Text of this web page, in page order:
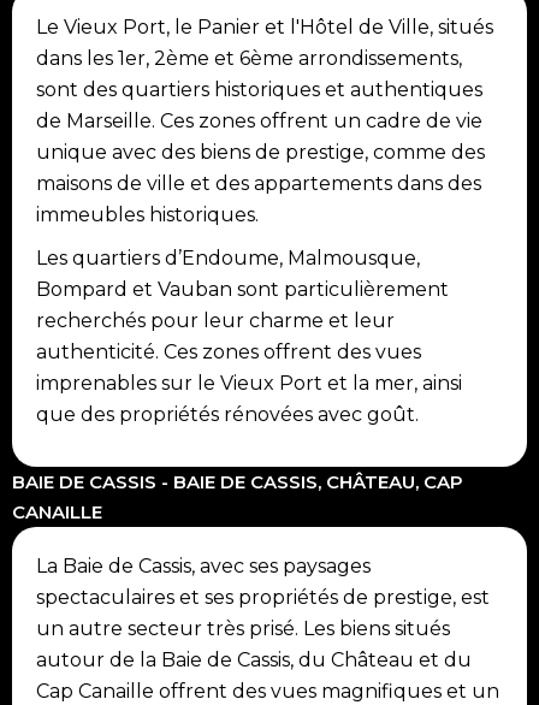
Le Vieux Port, le Panier et l'Hôtel de Ville, situés
dans les 1er, 2ème et 6ème arrondissements,
sont des quartiers historiques et authentiques
de Marseille. Ces zones offrent un cadre de vie
unique avec des biens de prestige, comme des
maisons de ville et des appartements dans des
immeubles historiques.
Les quartiers d’Endoume, Malmousque,
Bompard et Vauban sont particulièrement
recherchés pour leur charme et leur
authenticité. Ces zones offrent des vues
imprenables sur le Vieux Port et la mer, ainsi
que des propriétés rénovées avec goût.
BAIE DE CASSIS - BAIE DE CASSIS, CHÂTEAU, CAP
CANAILLE
La Baie de Cassis, avec ses paysages
spectaculaires et ses propriétés de prestige, est
un autre secteur très prisé. Les biens situés
autour de la Baie de Cassis, du Château et du
Cap Canaille offrent des vues magnifiques et un